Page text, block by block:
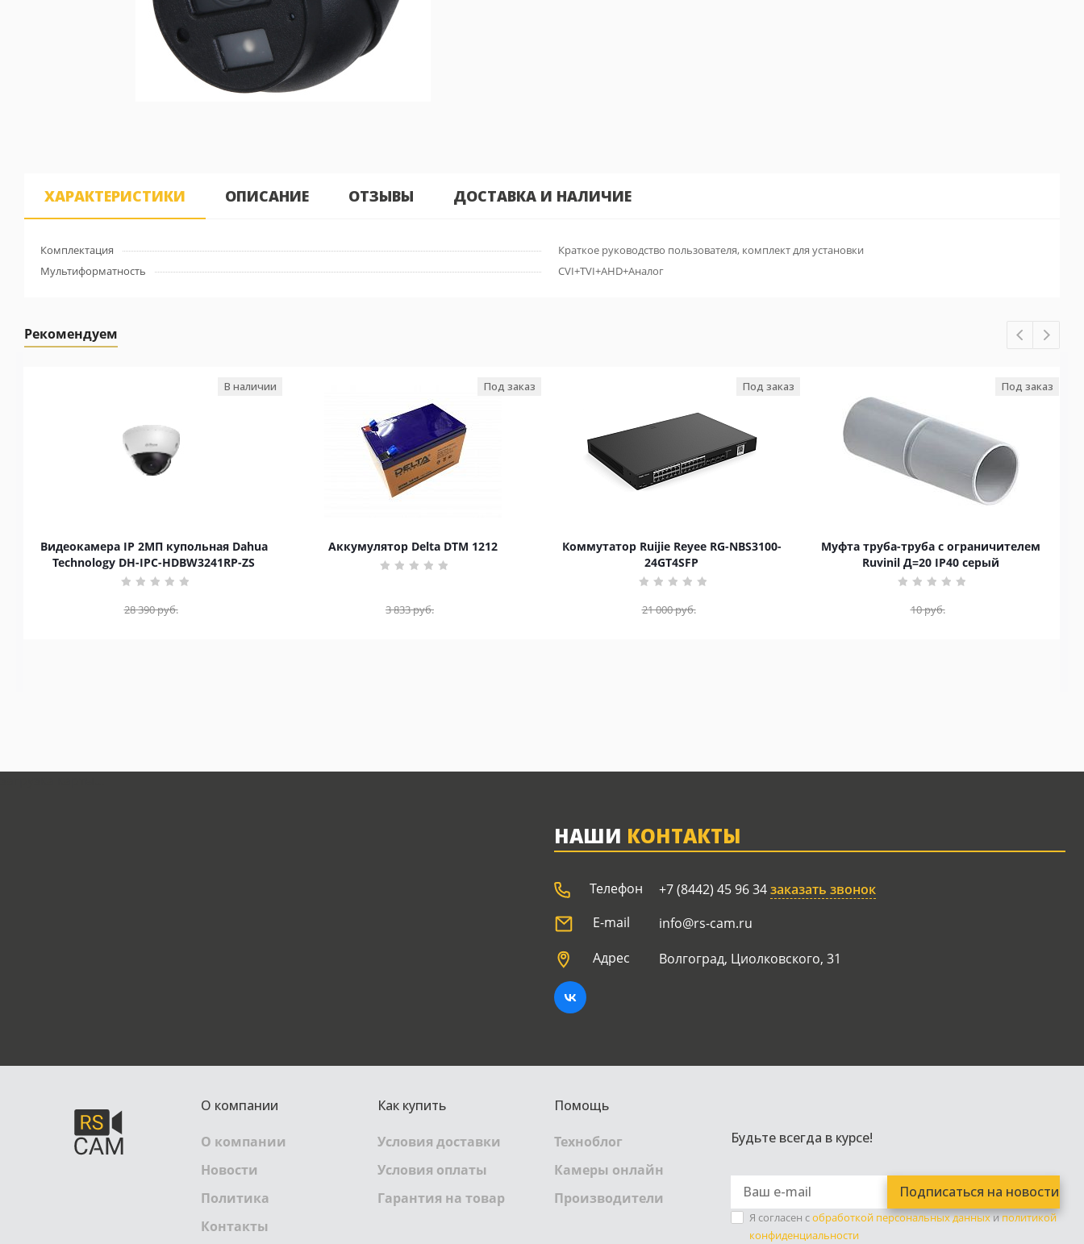
ХАРАКТЕРИСТИКИ ОПИСАНИЕ ОТЗЫВЫ ДОСТАВКА И НАЛИЧИЕ
Комплектация
Краткое руководство пользователя, комплект для установки
Мультиформатность
CVI+TVI+AHD+Аналог
Рекомендуем
Видеокамера IP 2МП купольная Dahua
Technology DH-IPC-HDBW3241RP-ZS
В наличии
28 390руб.
Аккумулятор Delta DTM 1212
Под заказ
3 833руб.
Коммутатор Ruijie Reyee RG-NBS3100-
24GT4SFP
Под заказ
21 000руб.
Муфта труба-труба с ограничителем
Ruvinil Д=20 IP40 серый
Под заказ
10руб.
НАШИ КОНТАКТЫ
Телефон +7 (8442) 45 96 34заказать звонок
E-mail
info@rs-cam.ru
Адрес
Волгоград, Циолковского, 31
О компании
О компании
Новости
Политика
Контакты
Как купить
Условия доставки
Условия оплаты
Гарантия на товар
Помощь
Техноблог
Камеры онлайн
Производители
Будьте всегда в курсе!
Я согласен собработкой персональных данныхиполитикой
конфиденциальности